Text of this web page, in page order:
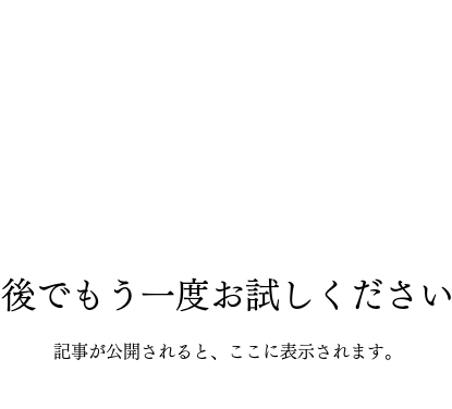
後でもう一度お試しください
記事が公開されると、ここに表示されます。